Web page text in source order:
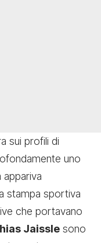
sui profili di
uno
stampa sportiva
che portavano
Jaissle sono